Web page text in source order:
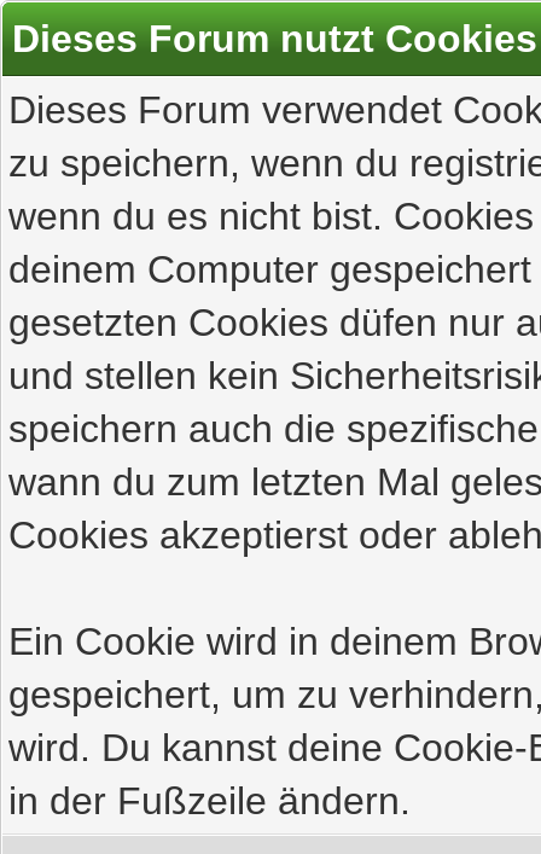
Dieses Forum nutzt Cookies
Dieses Forum verwendet
zu speichern, wenn du
wenn du es nicht bist.
deinem Computer
gesetzten Cookies düfen nur
und stellen kein
speichern auch die
wann du zum letzten Mal
Cookies akzeptierst oder
Ein Cookie wird in deinem
gespeichert, um zu
wird. Du kannst deine
in der Fußzeile ändern.